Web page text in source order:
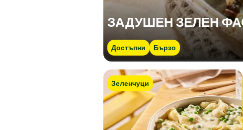
ЗАДУШЕН ЗЕЛЕН
Достъпни Бързо
Зеленчуци